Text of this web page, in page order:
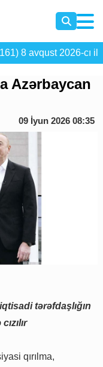
8 avqust 2026-cı il
Azərbaycan
09 İyun 2026 08:35
tərəfdaşlığın
qırılma,